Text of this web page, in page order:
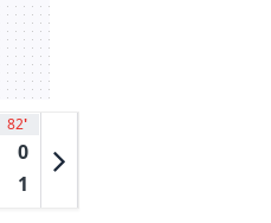
82'
0
1